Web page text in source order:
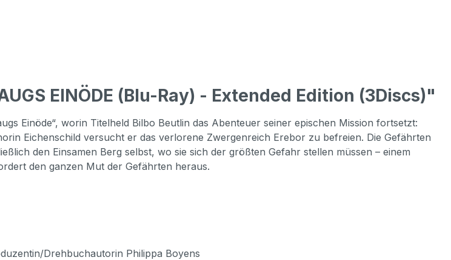
EINÖDE (Blu-Ray) - Extended Edition (3Discs)"
Einöde“, worin Titelheld Bilbo Beutlin das Abenteuer seiner epischen Mission fortsetzt:
Eichenschild versucht er das verlorene Zwergenreich Erebor zu befreien. Die Gefährten
den Einsamen Berg selbst, wo sie sich der größten Gefahr stellen müssen – einem
den ganzen Mut der Gefährten heraus.
Drehbuchautorin Philippa Boyens